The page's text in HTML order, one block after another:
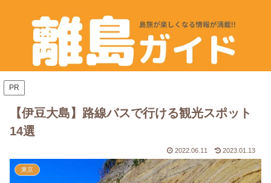
PR
【伊豆大島】路線バスで行ける観光スポット
14選
2022.06.11 2023.01.13
東京